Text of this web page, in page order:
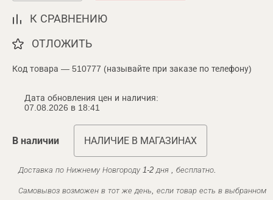
К СРАВНЕНИЮ
ОТЛОЖИТЬ
Код товара — 510777 (называйте при заказе по телефону)
Дата обновления цен и наличия:
07.08.2026 в 18:41
В наличии НАЛИЧИЕ В МАГАЗИНАХ
Доставка по Нижнему Новгороду 1-2 дня , бесплатно.
Самовывоз возможен в тот же день, если товар есть в выбранном